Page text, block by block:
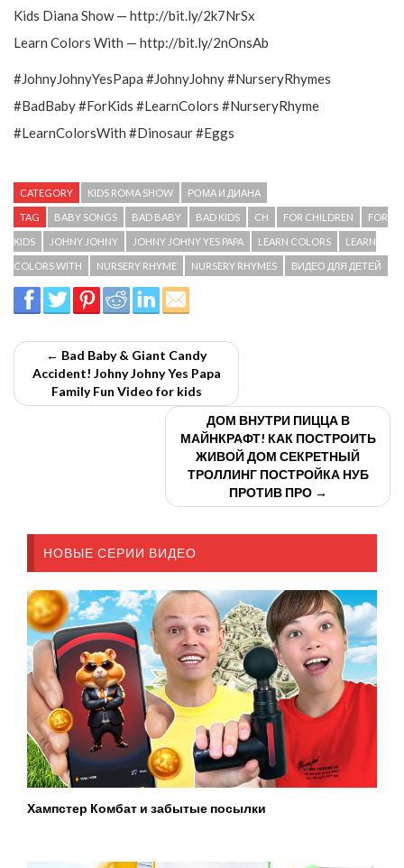
Kids Diana Show — http://bit.ly/2k7NrSx
Learn Colors With — http://bit.ly/2nOnsAb
#JohnyJohnyYesPapa #JohnyJohny #NurseryRhymes
#BadBaby #ForKids #LearnColors #NurseryRhyme
#LearnColorsWith #Dinosaur #Eggs
CATEGORY KIDS ROMA SHOW РОМА И ДИАНА
TAG BABY SONGS BAD BABY BAD KIDS CH FOR CHILDREN FOR
KIDS JOHNY JOHNY JOHNY JOHNY YES PAPA LEARN COLORS LEARN
COLORS WITH NURSERY RHYME NURSERY RHYMES ВИДЕО ДЛЯ ДЕТЕЙ
← Bad Baby & Giant Candy
Accident! Johny Johny Yes Papa
Family Fun Video for kids
ДОМ ВНУТРИ ПИЦЦА В
МАЙНКРАФТ! КАК ПОСТРОИТЬ
ЖИВОЙ ДОМ СЕКРЕТНЫЙ
ТРОЛЛИНГ ПОСТРОЙКА НУБ
ПРОТИВ ПРО →
НОВЫЕ СЕРИИ ВИДЕО
Хампстер Комбат и забытые посылки